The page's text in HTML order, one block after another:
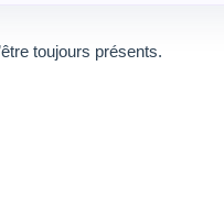
toujours présents.